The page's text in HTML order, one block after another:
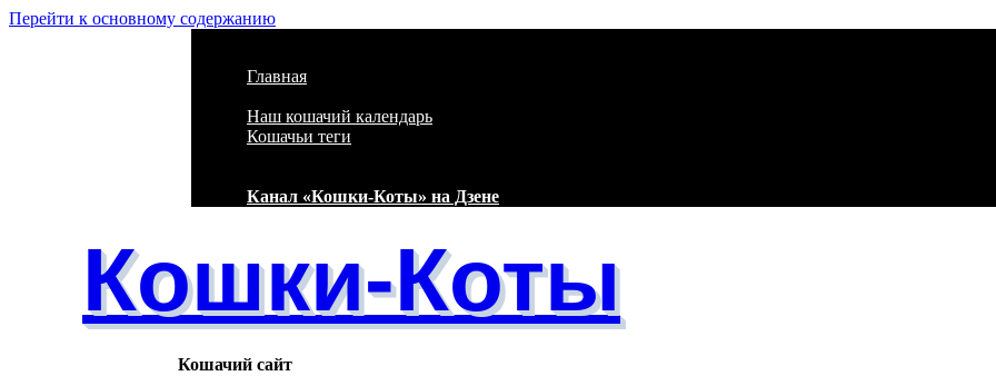
Перейти к основному содержанию
Главная
Наш кошачий календарь
Кошачьи теги
Канал «Кошки-Коты» на Дзене
Кошки-Коты
Кошачий сайт